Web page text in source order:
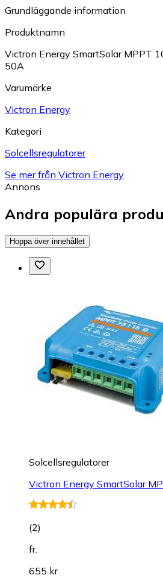
Grundläggande information
Produktnamn
Victron Energy SmartSolar MPPT
50A
Varumärke
Victron Energy
Kategori
Solcellsregulatorer
Se mer från Victron Energy
Annons
Andra populära
Hoppa över innehållet
Solcellsregulatorer
Victron Energy SmartSolar
(2)
fr.
655 kr